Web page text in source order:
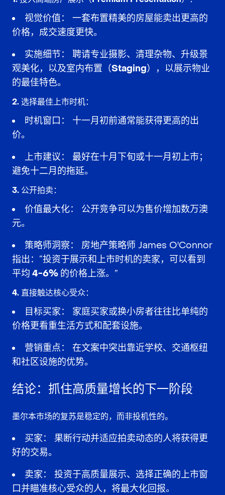
视觉价值：
一套布置精美的房屋能卖出更高的
价格，成交速度更快。
实施细节：
聘请专业摄影、清理杂物、升级景
观美化，以及室内布置（Staging）
，以展示物业
的最佳特色。
2. 选择最佳上市时机：
时机窗口： 十一月初前通常能获得更高的出
价。
上市建议：
最好在十月下旬或十一月初上市；
避免十二月的拖延。
3. 公开拍卖：
价值最大化： 公开竞争可以为售价增加数万澳
元。
策略师洞察：
房地产策略师 James O'Connor
指出：“投资于展示和上市时机的卖家，可以看到
平均 4-6% 的价格上涨。”
4. 直接触达核心受众：
目标买家： 家庭买家或换小房者往往比单纯的
价格更看重生活方式和配套设施。
营销重点：
在文案中突出靠近学校、交通枢纽
和社区设施的优势。
结论：抓住高质量增长的下一阶段
墨尔本市场的复苏是稳定的，而非投机性的。
买家： 果断行动并适应拍卖动态的人将获得更
好的交易。
卖家：
投资于高质量展示、选择正确的上市窗
口并瞄准核心受众的人，将最大化回报。